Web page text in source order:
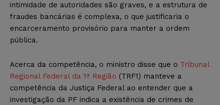
intimidade de autoridades são graves, e a estrutura de
fraudes bancárias é complexa, o que justificaria o
encarceramento provisório para manter a ordem
pública.
Acerca da competência, o ministro disse que o Tribunal
Regional Federal da 1ª Região (TRF1) manteve a
competência da Justiça Federal ao entender que a
investigação da PF indica a existência de crimes de